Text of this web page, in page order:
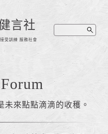
言社
受訓練 服務社會
未來點點滴滴的收穫。